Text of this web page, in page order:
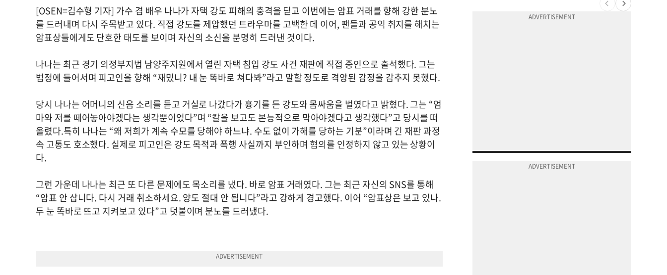
[OSEN=김수형 기자] 가수 겸 배우 나나가 자택 강도 피해의 충격을 딛고 이번에는 암표 거래를 향해 강한 분노
를 드러내며 다시 주목받고 있다. 직접 강도를 제압했던 트라우마를 고백한 데 이어, 팬들과 공익 취지를 해치는
암표상들에게도 단호한 태도를 보이며 자신의 소신을 분명히 드러낸 것이다.
나나는 최근 경기 의정부지법 남양주지원에서 열린 자택 침입 강도 사건 재판에 직접 증인으로 출석했다. 그는
법정에 들어서며 피고인을 향해 “재밌니? 내 눈 똑바로 쳐다봐”라고 말할 정도로 격앙된 감정을 감추지 못했다.
당시 나나는 어머니의 신음 소리를 듣고 거실로 나갔다가 흉기를 든 강도와 몸싸움을 벌였다고 밝혔다. 그는 “엄
마와 저를 떼어놓아야겠다는 생각뿐이었다”며 “칼을 보고도 본능적으로 막아야겠다고 생각했다”고 당시를 떠
올렸다.특히 나나는 “왜 저희가 계속 수모를 당해야 하느냐. 수도 없이 가해를 당하는 기분”이라며 긴 재판 과정
속 고통도 호소했다. 실제로 피고인은 강도 목적과 폭행 사실까지 부인하며 혐의를 인정하지 않고 있는 상황이
다.
그런 가운데 나나는 최근 또 다른 문제에도 목소리를 냈다. 바로 암표 거래였다. 그는 최근 자신의 SNS를 통해
“암표 안 삽니다. 다시 거래 취소하세요. 양도 절대 안 됩니다”라고 강하게 경고했다. 이어 “암표상은 보고 있나.
두 눈 똑바로 뜨고 지켜보고 있다”고 덧붙이며 분노를 드러냈다.